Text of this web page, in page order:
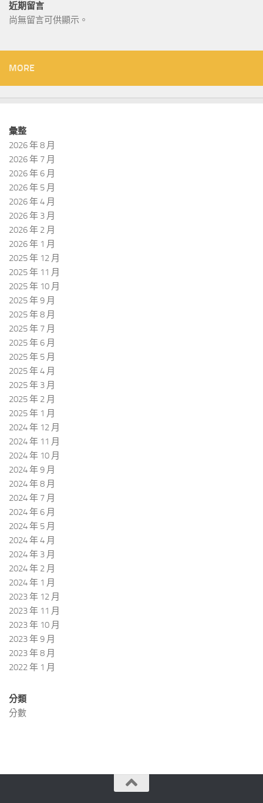
近期留言
尚無留言可供顯示。
MORE
彙整
2026 年 8 月
2026 年 7 月
2026 年 6 月
2026 年 5 月
2026 年 4 月
2026 年 3 月
2026 年 2 月
2026 年 1 月
2025 年 12 月
2025 年 11 月
2025 年 10 月
2025 年 9 月
2025 年 8 月
2025 年 7 月
2025 年 6 月
2025 年 5 月
2025 年 4 月
2025 年 3 月
2025 年 2 月
2025 年 1 月
2024 年 12 月
2024 年 11 月
2024 年 10 月
2024 年 9 月
2024 年 8 月
2024 年 7 月
2024 年 6 月
2024 年 5 月
2024 年 4 月
2024 年 3 月
2024 年 2 月
2024 年 1 月
2023 年 12 月
2023 年 11 月
2023 年 10 月
2023 年 9 月
2023 年 8 月
2022 年 1 月
分類
分數